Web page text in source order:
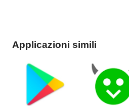
Applicazioni simili